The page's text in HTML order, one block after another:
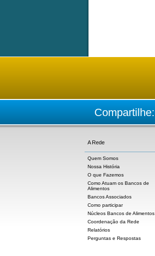
Compartilhe:
A Rede
Quem Somos
Nossa História
O que Fazemos
Como Atuam os Bancos de
Alimentos
Bancos Associados
Como participar
Núcleos Bancos de Alimentos
Coordenação da Rede
Relatórios
Perguntas e Respostas